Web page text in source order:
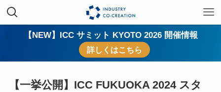
【NEW】ICC サミット KYOTO 2026 開催情報
詳しくはこちら
【一挙公開】ICC FUKUOKA 2024 スタ